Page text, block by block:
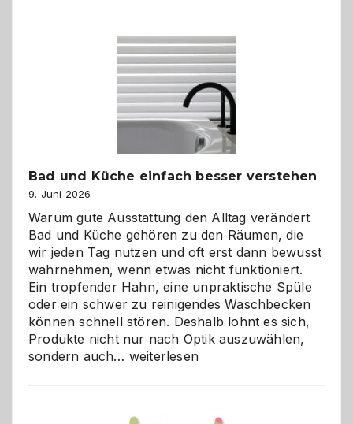
Bad und Küche einfach besser verstehen
9. Juni 2026
Warum gute Ausstattung den Alltag verändert
Bad und Küche gehören zu den Räumen, die
wir jeden Tag nutzen und oft erst dann bewusst
wahrnehmen, wenn etwas nicht funktioniert.
Ein tropfender Hahn, eine unpraktische Spüle
oder ein schwer zu reinigendes Waschbecken
können schnell stören. Deshalb lohnt es sich,
Produkte nicht nur nach Optik auszuwählen,
sondern auch… Bad
weiterlesen